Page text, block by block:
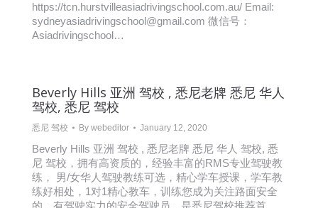
https://tcn.hurstvilleasiadrivingschool.com.au/ Email:
sydneyasiadrivingschool@gmail.com 微信号：
Asiadrivingschool…
Beverly Hills 亚洲 驾校 , 悉尼老牌 悉尼 华人
驾校, 悉尼 驾校
悉尼 驾校 By webeditor January 12, 2020
Beverly Hills 亚洲 驾校 , 悉尼老牌 悉尼 华人 驾校, 悉
尼 驾校，拥有高资质的，经验丰富的RMS专业驾驶教
练， 男/女华人驾驶教练可选，精心学车授课，学车教
练好相处，1对1精心教车，训练您成为关注路面安全
的，有驾驶实力的安全驾驶员，是悉尼驾校推荐首